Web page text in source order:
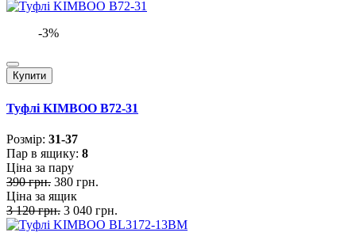
-3%
Купити
Туфлі KIMBOO B72-31
Розмiр: 31-37
Пар в ящику: 8
Ціна за пару
390 грн. 380 грн.
Ціна за ящик
3 120 грн. 3 040 грн.